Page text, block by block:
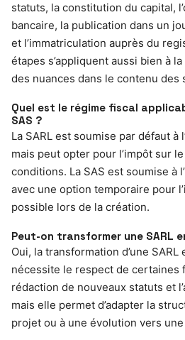
statuts, la constitution du capital,
bancaire, la publication dans un
et l’immatriculation auprès du
étapes s’appliquent aussi bien à la
des nuances dans le contenu des
Quel est le régime fiscal
SAS ?
La SARL est soumise par défaut à
mais peut opter pour l’impôt sur
conditions. La SAS est soumise à
avec une option temporaire pour
possible lors de la création.
Peut-on transformer une SARL
Oui, la transformation d’une
nécessite le respect de certaines
rédaction de nouveaux statuts et
mais elle permet d’adapter la
projet ou à une évolution vers